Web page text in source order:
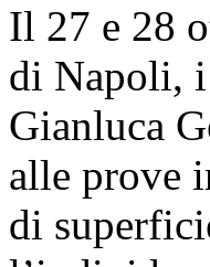
Il 27 e 28
di Napoli,
Gianluca
alle prove
di